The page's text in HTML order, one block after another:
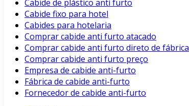
Cabide de plástico anti furto
Cabide fixo para hotel
Cabides para hotelaria
Comprar cabide anti furto atacado
Comprar cabide anti furto direto de fábrica
Comprar cabide anti furto preço
Empresa de cabide anti-furto
Fábrica de cabide anti-furto
Fornecedor de cabide anti-furto